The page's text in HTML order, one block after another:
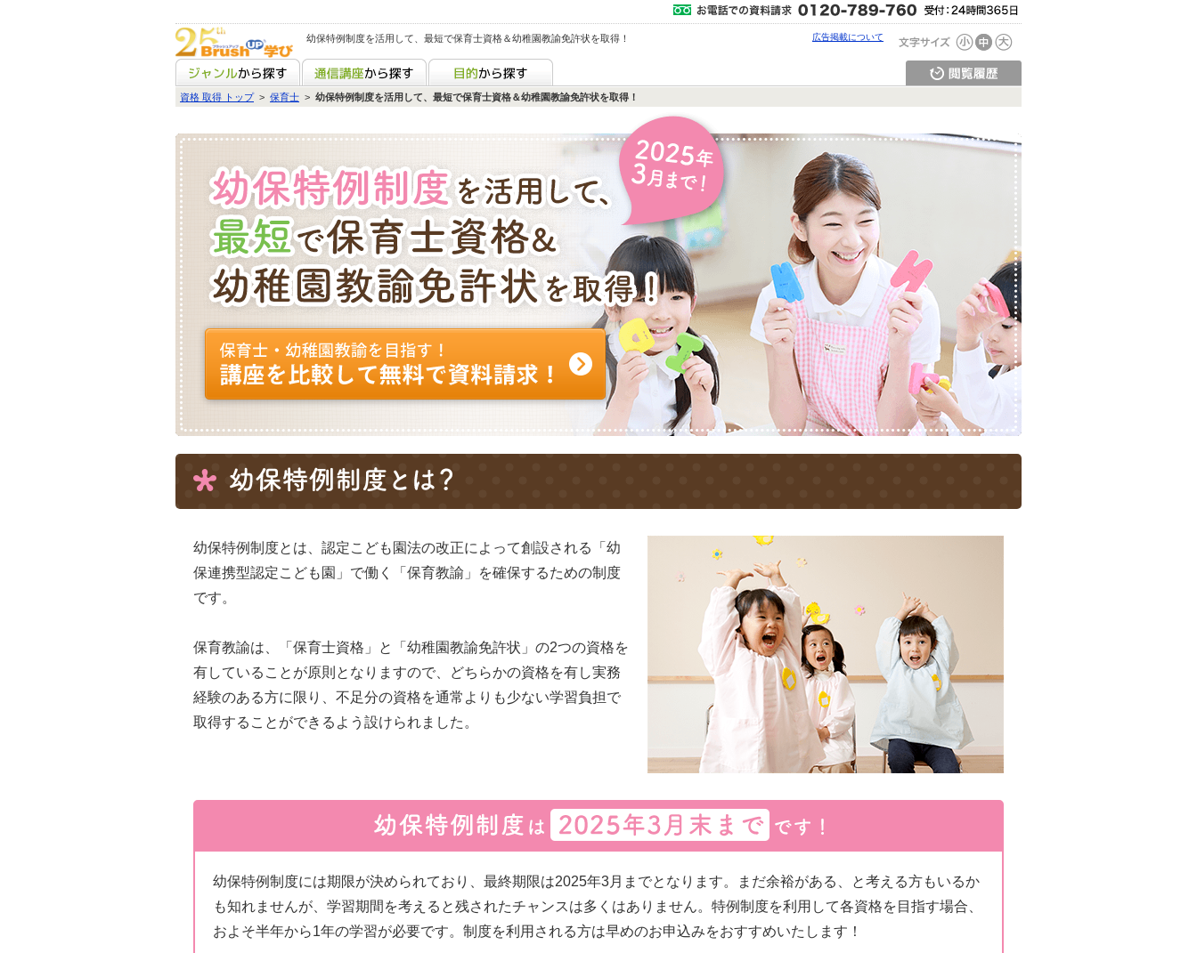
幼保特例制度を活用して、最短で保育士資格＆幼稚園教諭免許状を取得！ 広告掲載について
資格 取得 トップ> 保育士 > 幼保特例制度を活用して、最短で保育士資格＆幼稚園教諭免許状を取得！
幼保特例制度とは、認定こども園法の改正によって創設される「幼
保連携型認定こども園」で働く「保育教諭」を確保するための制度
です。
保育教諭は、「保育士資格」と「幼稚園教諭免許状」の2つの資格を
有していることが原則となりますので、どちらかの資格を有し実務
経験のある方に限り、不足分の資格を通常よりも少ない学習負担で
取得することができるよう設けられました。
幼保特例制度には期限が決められており、最終期限は2025年3月までとなります。まだ余裕がある、と考える方もいるか
も知れませんが、学習期間を考えると残されたチャンスは多くはありません。特例制度を利用して各資格を目指す場合、
およそ半年から1年の学習が必要です。制度を利用される方は早めのお申込みをおすすめいたします！